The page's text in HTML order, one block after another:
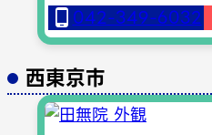
042-349-6032
西東京市